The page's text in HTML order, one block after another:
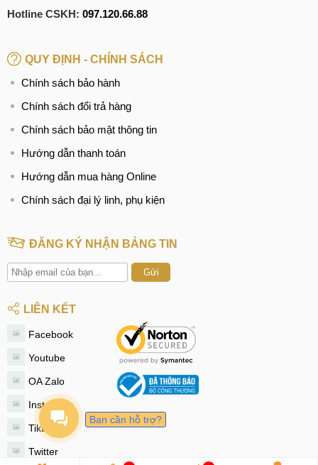
Hotline CSKH: 097.120.66.88
QUY ĐỊNH - CHÍNH SÁCH
Chính sách bảo hành
Chính sách đổi trả hàng
Chính sách bảo mật thông tin
Hướng dẫn thanh toán
Hướng dẫn mua hàng Online
Chính sách đại lý linh, phụ kiện
ĐĂNG KÝ NHẬN BẢNG TIN
Gửi
LIÊN KẾT
Facebook
Youtube
OA Zalo
Instagram
Tiktok
Twitter
Bạn cần hỗ trợ?